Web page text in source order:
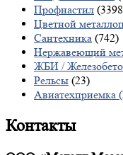
Профнастил
Цветной
Сантехника (742)
Нержавеющий
ЖБИ /
Рельсы (23)
Авиатехприемка
Контакты